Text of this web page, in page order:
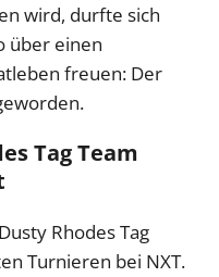
wird, durfte sich
über einen
freuen: Der
Tag Team
Rhodes Tag
Turnieren bei NXT.